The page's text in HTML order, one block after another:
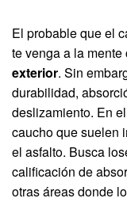
El probable que el
te venga a la
exterior. Sin
durabilidad,
deslizamiento. En
caucho que suelen
el asfalto. Busca
calificación de
otras áreas donde